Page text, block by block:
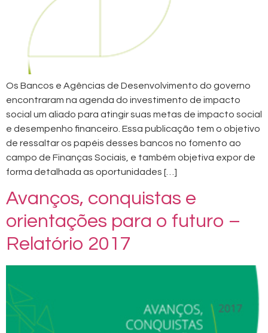
Os Bancos e Agências de Desenvolvimento do governo
encontraram na agenda do investimento de impacto
social um aliado para atingir suas metas de impacto social
e desempenho financeiro. Essa publicação tem o objetivo
de ressaltar os papéis desses bancos no fomento ao
campo de Finanças Sociais, e também objetiva expor de
forma detalhada as oportunidades […]
Avanços, conquistas e
orientações para o futuro –
Relatório 2017